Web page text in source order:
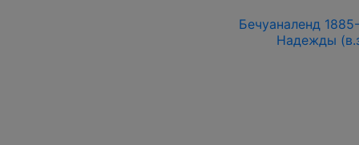
Бечуаналенд
Надежды